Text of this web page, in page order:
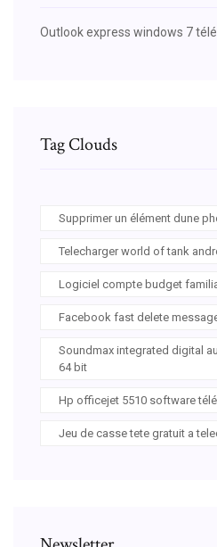
Outlook express windows 7
Tag Clouds
Supprimer un élément dune
Telecharger world of tank
Logiciel compte budget
Facebook fast delete
Soundmax integrated digital
64 bit
Hp officejet 5510 software
Jeu de casse tete gratuit a